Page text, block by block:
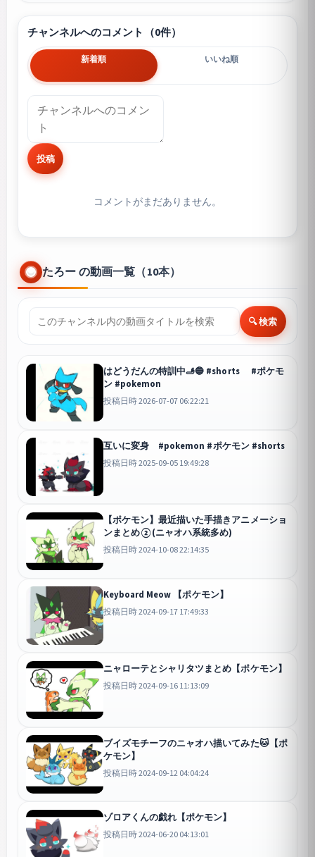
チャンネルへのコメント（0件）
新着順 いいね順
投稿
コメントがまだありません。
たろー の動画一覧（10本）
🔍 検索
はどうだんの特訓中🫸🔵 #shorts #ポケモ
ン #pokemon
投稿日時 2026-07-07 06:22:21
互いに変身 #pokemon #ポケモン #shorts
投稿日時 2025-09-05 19:49:28
【ポケモン】最近描いた手描きアニメーショ
ンまとめ②(ニャオハ系統多め)
投稿日時 2024-10-08 22:14:35
Keyboard Meow 【ポケモン】
投稿日時 2024-09-17 17:49:33
ニャローテとシャリタツまとめ【ポケモン】
投稿日時 2024-09-16 11:13:09
ブイズモチーフのニャオハ描いてみた🐱【ポ
ケモン】
投稿日時 2024-09-12 04:04:24
ゾロアくんの戯れ【ポケモン】
投稿日時 2024-06-20 04:13:01